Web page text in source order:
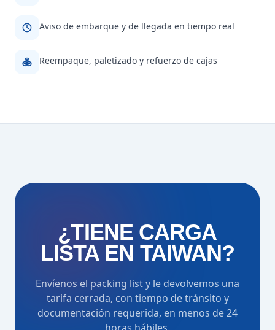
Aviso de embarque y de llegada en tiempo real
Reempaque, paletizado y refuerzo de cajas
¿TIENE CARGA
LISTA EN TAIWAN?
Envíenos el packing list y le devolvemos una
tarifa cerrada, con tiempo de tránsito y
documentación requerida, en menos de 24